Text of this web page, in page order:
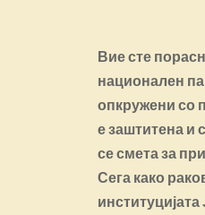
Вие сте
национален
опкружени со
е заштитена и
се смета за
Сега како